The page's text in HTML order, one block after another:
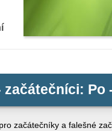
Po
začátečníky a falešné